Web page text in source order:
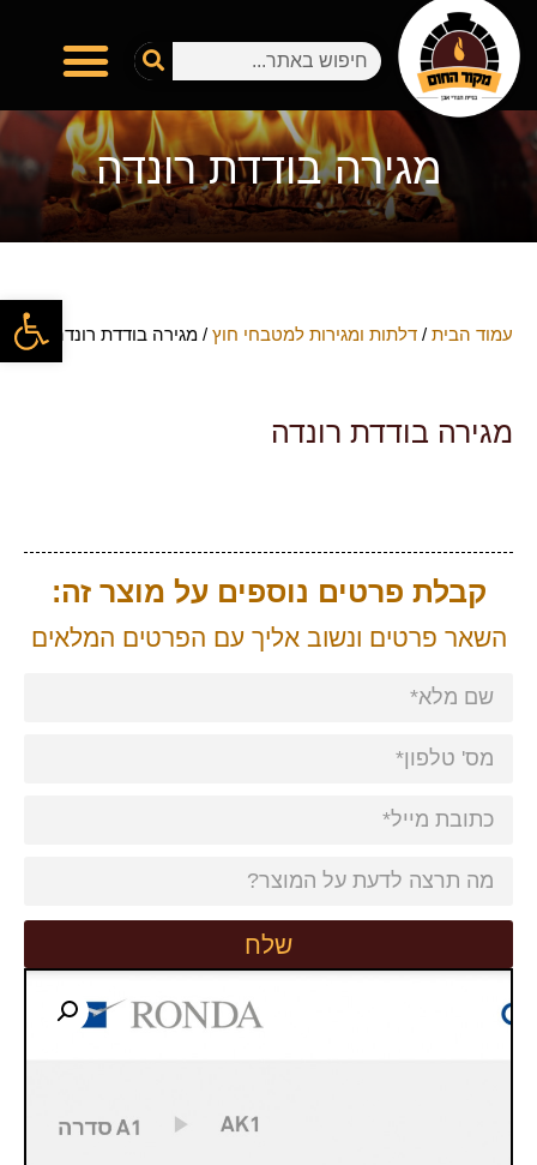
מגירה בודדת רונדה
עמוד הבית / דלתות ומגירות למטבחי חוץ / מגירה בודדת רונדה
מגירה בודדת רונדה
קבלת פרטים נוספים על מוצר זה:
השאר פרטים ונשוב אליך עם הפרטים המלאים
שלח